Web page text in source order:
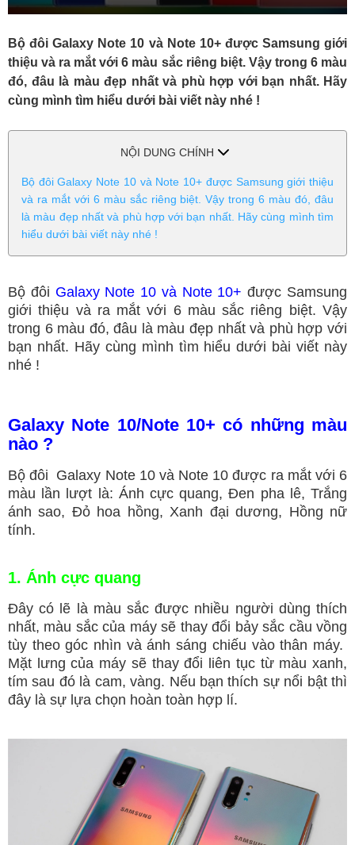
Bộ đôi Galaxy Note 10 và Note 10+ được Samsung giới
thiệu và ra mắt với 6 màu sắc riêng biệt. Vậy trong 6 màu
đó, đâu là màu đẹp nhất và phù hợp với bạn nhất. Hãy
cùng mình tìm hiểu dưới bài viết này nhé !
NỘI DUNG CHÍNH
Bộ đôi Galaxy Note 10 và Note 10+ được Samsung giới thiệu
và ra mắt với 6 màu sắc riêng biệt. Vậy trong 6 màu đó, đâu
là màu đẹp nhất và phù hợp với bạn nhất. Hãy cùng mình tìm
hiểu dưới bài viết này nhé !
Bộ đôi Galaxy Note 10 và Note 10+ được Samsung
giới thiệu và ra mắt với 6 màu sắc riêng biệt. Vậy
trong 6 màu đó, đâu là màu đẹp nhất và phù hợp với
bạn nhất. Hãy cùng mình tìm hiểu dưới bài viết này
nhé !
Galaxy Note 10/Note 10+ có những màu
nào ?
Bộ đôi Galaxy Note 10 và Note 10 được ra mắt với 6
màu lần lượt là: Ánh cực quang, Đen pha lê, Trắng
ánh sao, Đỏ hoa hồng, Xanh đại dương, Hồng nữ
tính.
1. Ánh cực quang
Đây có lẽ là màu sắc được nhiều người dùng thích
nhất, màu sắc của máy sẽ thay đổi bảy sắc cầu vồng
tùy theo góc nhìn và ánh sáng chiếu vào thân máy.
Mặt lưng của máy sẽ thay đổi liên tục từ màu xanh,
tím sau đó là cam, vàng. Nếu bạn thích sự nổi bật thì
đây là sự lựa chọn hoàn toàn hợp lí.